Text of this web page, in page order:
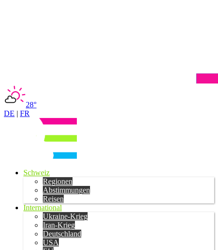
28°
DE | FR
Schweiz
Regionen
Abstimmungen
Reisen
International
Ukraine-Krieg
Iran-Krieg
Deutschland
USA